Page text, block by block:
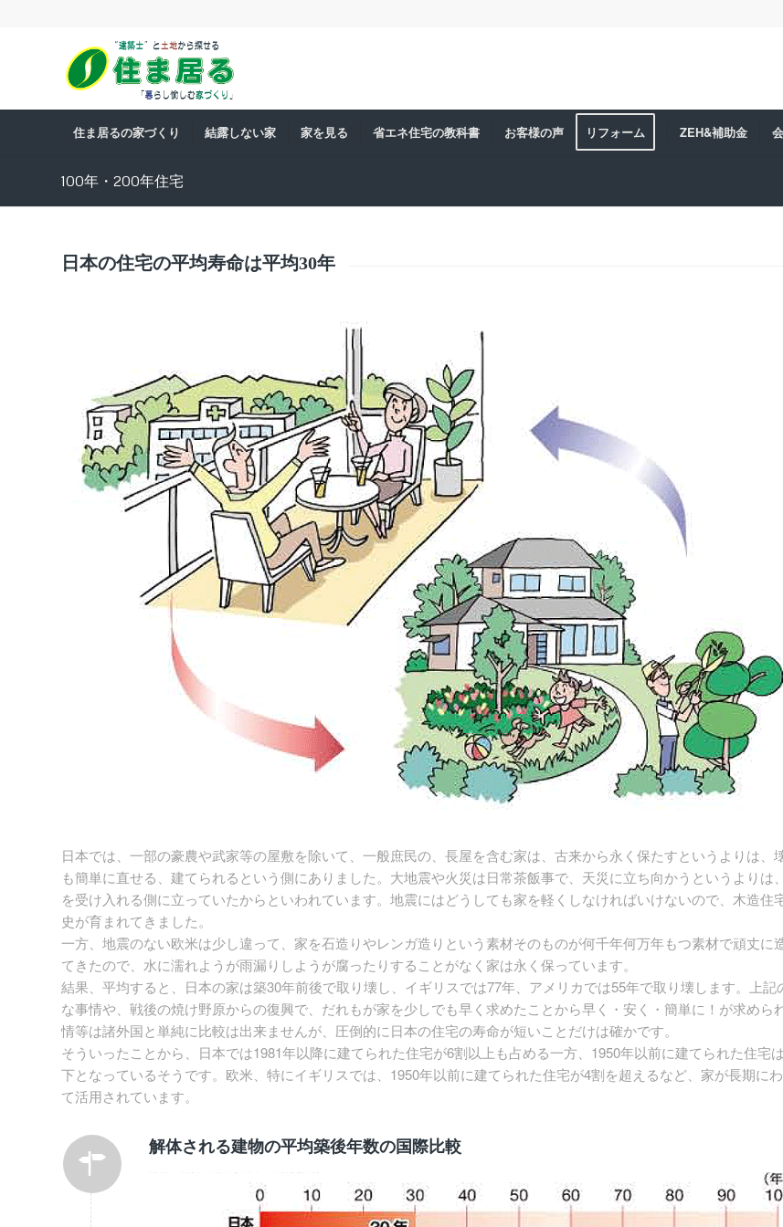
住ま居るの家づくり 結露しない家 家を見る 省エネ住宅の教科書 お客様の声 リフォーム ZEH&補助金
100年・200年住宅
日本の住宅の平均寿命は平均30年
日本では、一部の豪農や武家等の屋敷を除いて、一般庶民の、長屋を含む家は、古来から永く保たすというよりは、
も簡単に直せる、建てられるという側にありました。大地震や火災は日常茶飯事で、天災に立ち向かうというよりは
を受け入れる側に立っていたからといわれています。地震にはどうしても家を軽くしなければいけないので、木造住
史が育まれてきました。
一方、地震のない欧米は少し違って、家を石造りやレンガ造りという素材そのものが何千年何万年もつ素材で頑丈に
てきたので、水に濡れようが雨漏りしようが腐ったりすることがなく家は永く保っています。
結果、平均すると、日本の家は築30年前後で取り壊し、イギリスでは77年、アメリカでは55年で取り壊します。上記
な事情や、戦後の焼け野原からの復興で、だれもが家を少しでも早く求めたことから早く・安く・簡単に！が求めら
情等は諸外国と単純に比較は出来ませんが、圧倒的に日本の住宅の寿命が短いことだけは確かです。
そういったことから、日本では1981年以降に建てられた住宅が6割以上も占める一方、1950年以前に建てられた住宅
下となっているそうです。欧米、特にイギリスでは、1950年以前に建てられた住宅が4割を超えるなど、家が長期に
て活用されています。
解体される建物の平均築後年数の国際比較